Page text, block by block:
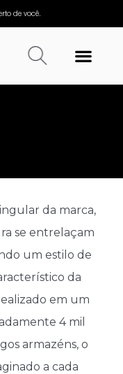
de você.
da marca,
se entrelaçam
um estilo de
da
em um
4 mil
armazéns, o
a cada